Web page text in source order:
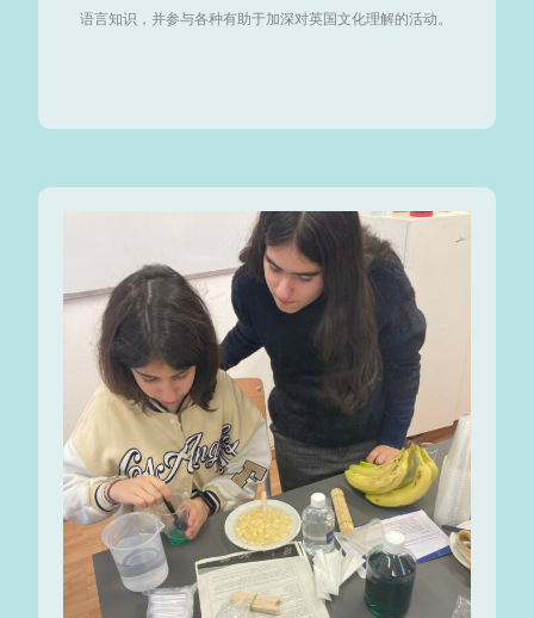
语言知识，并参与各种有助于加深对英国文化理解的活动。